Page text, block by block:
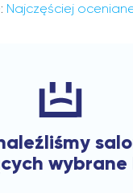
Najczęściej